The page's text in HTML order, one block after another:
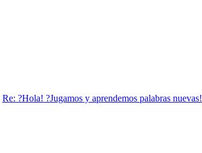
Re: ?Hola! ?Jugamos y aprendemos palabras nuevas!